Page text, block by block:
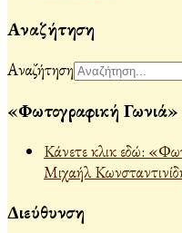
Αναζήτηση
Αναζήτηση
«Φωτογραφική Γωνιά»
Κάνετε κλικ εδώ:
Μιχαήλ
Διεύθυνση